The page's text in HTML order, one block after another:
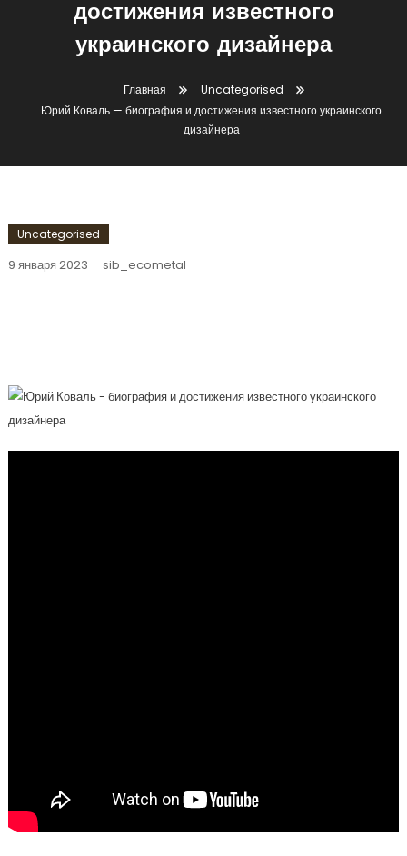
достижения известного
украинского дизайнера
Главная
Uncategorised
Юрий Коваль — биография и достижения известного украинского
дизайнера
Uncategorised
9 января 2023 sib_ecometal